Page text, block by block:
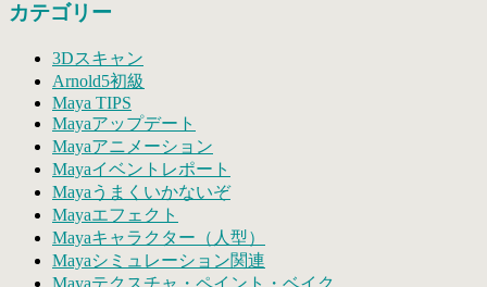
カテゴリー
3Dスキャン
Arnold5初級
Maya TIPS
Mayaアップデート
Mayaアニメーション
Mayaイベントレポート
Mayaうまくいかないぞ
Mayaエフェクト
Mayaキャラクター（人型）
Mayaシミュレーション関連